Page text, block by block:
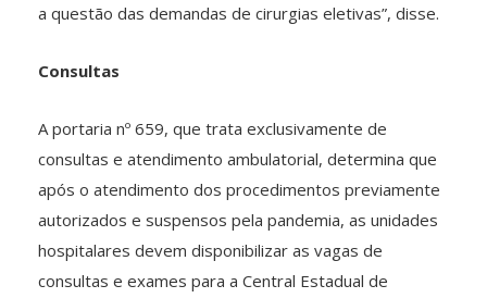
a questão das demandas de cirurgias eletivas”, disse.
Consultas
A portaria nº 659, que trata exclusivamente de
consultas e atendimento ambulatorial, determina que
após o atendimento dos procedimentos previamente
autorizados e suspensos pela pandemia, as unidades
hospitalares devem disponibilizar as vagas de
consultas e exames para a Central Estadual de